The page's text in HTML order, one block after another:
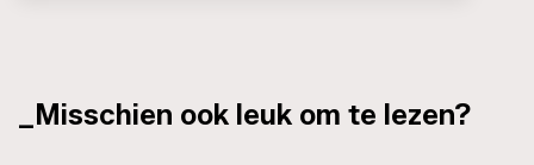
_Misschien ook leuk om te lezen?